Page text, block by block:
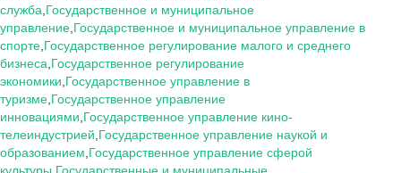
служба Государственное и муниципальное
управление Государственное и муниципальное управление в
спорте Государственное регулирование малого и среднего
бизнеса Государственное регулирование
экономики Государственное управление в
туризме Государственное управление
инновациями Государственное управление кино-
телеиндустрией Государственное управление наукой и
образованием Государственное управление сферой